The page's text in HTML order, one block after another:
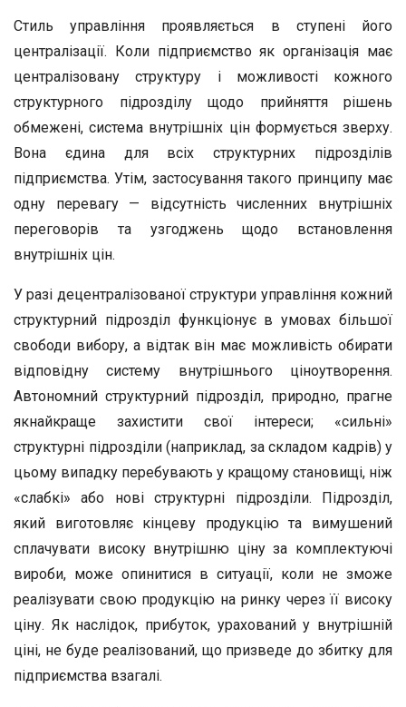
Стиль управління проявляється в ступені його
централізації. Коли підприємство як організація має
централізовану структуру і можливості кожного
структурного підрозділу щодо прийняття рішень
обмежені, система внутрішніх цін формується зверху.
Вона єдина для всіх структурних підрозділів
підприємства. Утім, застосування такого принципу має
одну перевагу — відсутність численних внутрішніх
переговорів та узгоджень щодо встановлення
внутрішніх цін.
У разі децентралізованої структури управління кожний
структурний підрозділ функціонує в умовах більшої
свободи вибору, а відтак він має можливість обирати
відповідну систему внутрішнього ціноутворення.
Автономний структурний підрозділ, природно, прагне
якнайкраще захистити свої інтереси; «сильні»
структурні підрозділи (наприклад, за складом кадрів) у
цьому випадку перебувають у кращому становищі, ніж
«слабкі» або нові структурні підрозділи. Підрозділ,
який виготовляє кінцеву продукцію та вимушений
сплачувати високу внутрішню ціну за комплектуючі
вироби, може опинитися в ситуації, коли не зможе
реалізувати свою продукцію на ринку через її високу
ціну. Як наслідок, прибуток, урахований у внутрішній
ціні, не буде реалізований, що призведе до збитку для
підприємства взагалі.